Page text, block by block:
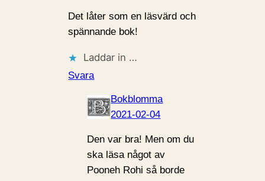
Det låter som en läsvärd och
spännande bok!
Laddar in …
Svara
Bokblomma
2021-02-04
Den var bra! Men om du
ska läsa något av
Pooneh Rohi så borde